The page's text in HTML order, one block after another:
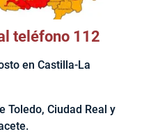
teléfono 112
en Castilla-La
Toledo, Ciudad Real y